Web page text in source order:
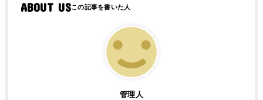
ABOUT US
管理人